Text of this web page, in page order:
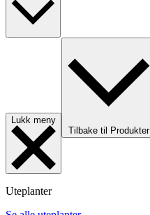
Lukk meny
Tilbake til Produkter
Uteplanter